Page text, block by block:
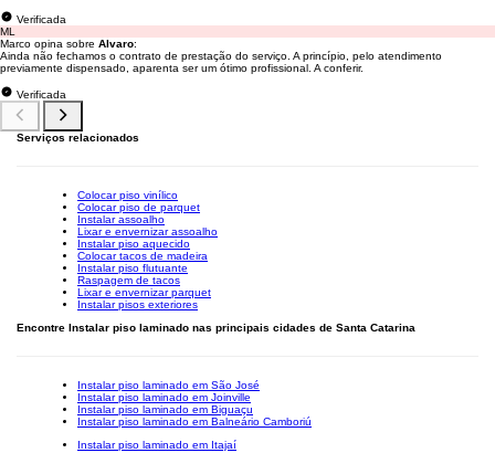
Verificada
ML
Marco opina sobre Alvaro:
Ainda não fechamos o contrato de prestação do serviço. A princípio, pelo atendimento
previamente dispensado, aparenta ser um ótimo profissional. A conferir.
Verificada
Serviços relacionados
Colocar piso vinílico
Colocar piso de parquet
Instalar assoalho
Lixar e envernizar assoalho
Instalar piso aquecido
Colocar tacos de madeira
Instalar piso flutuante
Raspagem de tacos
Lixar e envernizar parquet
Instalar pisos exteriores
Encontre Instalar piso laminado nas principais cidades de Santa Catarina
Instalar piso laminado em São José
Instalar piso laminado em Joinville
Instalar piso laminado em Biguaçu
Instalar piso laminado em Balneário Camboriú
Instalar piso laminado em Itajaí